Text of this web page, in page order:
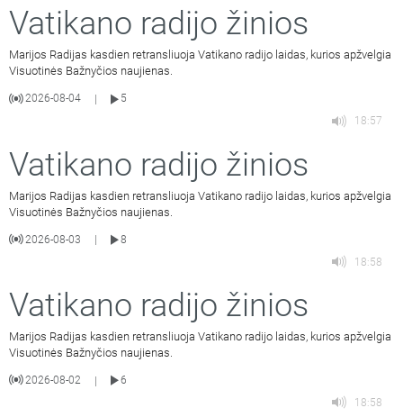
Vatikano radijo žinios
Marijos Radijas kasdien retransliuoja Vatikano radijo laidas, kurios apžvelgia
Visuotinės Bažnyčios naujienas.
2026-08-04
5
18:57
Vatikano radijo žinios
Marijos Radijas kasdien retransliuoja Vatikano radijo laidas, kurios apžvelgia
Visuotinės Bažnyčios naujienas.
2026-08-03
8
18:58
Vatikano radijo žinios
Marijos Radijas kasdien retransliuoja Vatikano radijo laidas, kurios apžvelgia
Visuotinės Bažnyčios naujienas.
2026-08-02 |
6
18:58